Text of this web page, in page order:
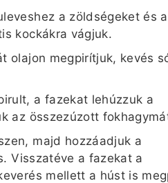
a zöldségeket és a
kockákra vágjuk.
olajon megpirítjuk, kevés
a fazekat lehúzzuk a
az összezúzott
majd hozzáadjuk a
Visszatéve a fazekat a
mellett a húst is